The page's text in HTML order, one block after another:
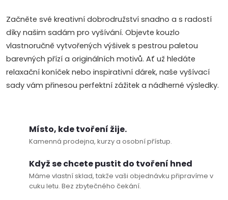
y
v
ý
p
Začněte své kreativní dobrodružství snadno a s radostí
díky našim sadám pro vyšívání. Objevte kouzlo
vlastnoručně vytvořených výšivek s pestrou paletou
barevných přízí a originálních motivů. Ať už hledáte
relaxační koníček nebo inspirativní dárek, naše vyšívací
sady vám přinesou perfektní zážitek a nádherné výsledky.
Místo, kde tvoření žije.
Kamenná prodejna, kurzy a osobní přístup.
Když se chcete pustit do tvoření hned
Máme vlastní sklad, takže vaši objednávku připravíme v
cuku letu. Bez zbytečného čekání.